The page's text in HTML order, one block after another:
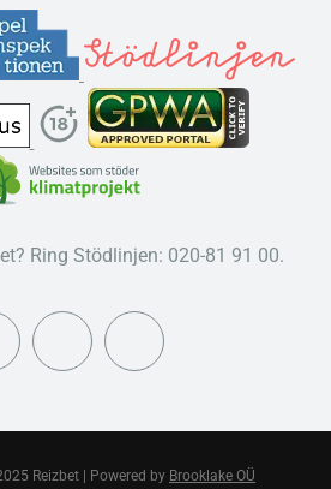
Ring Stödlinjen: 020-81 91 00.
Reizbet | Powered by Brooklake OÜ